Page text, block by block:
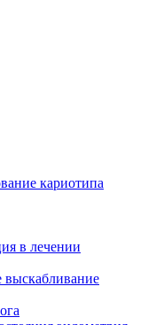
кариотипа
в лечении
выскабливание